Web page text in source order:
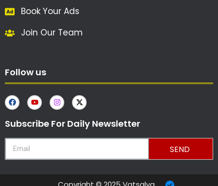
Book Your Ads
Join Our Team
Follow us
Subscribe For Daily Newsletter
SEND